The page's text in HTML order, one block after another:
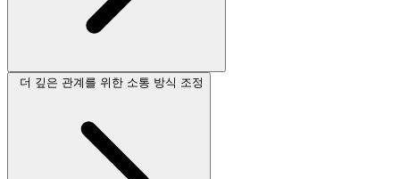
더 깊은 관계를 위한 소통 방식 조정